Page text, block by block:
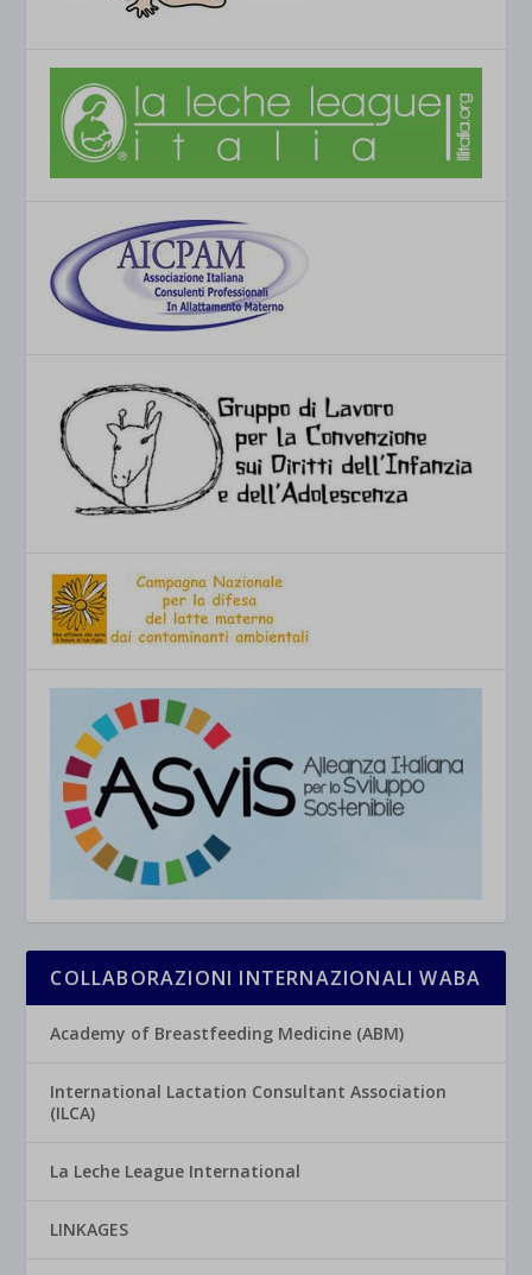
COLLABORAZIONI INTERNAZIONALI WABA
Academy of Breastfeeding Medicine (ABM)
International Lactation Consultant Association
(ILCA)
La Leche League International
LINKAGES